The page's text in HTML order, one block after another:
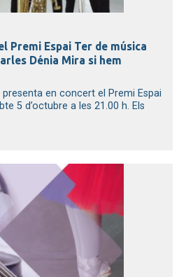
Premi Espai Ter de música
Dénia Mira si hem
presenta en concert el Premi Espai
5 d’octubre a les 21.00 h. Els